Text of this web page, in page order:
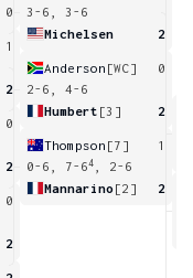
0
1
2
0
2
0
2
3-6, 3-6
Michelsen
2
Anderson [WC]
0
2-6, 4-6
Humbert [3] 2
Thompson [7]
1
0-6, 7-64
, 2-6
Mannarino [2] 2